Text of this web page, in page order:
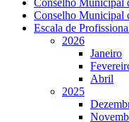
Conselho Municipal
Conselho Municipal
Escala de
2026
Janeiro
Abril
2025